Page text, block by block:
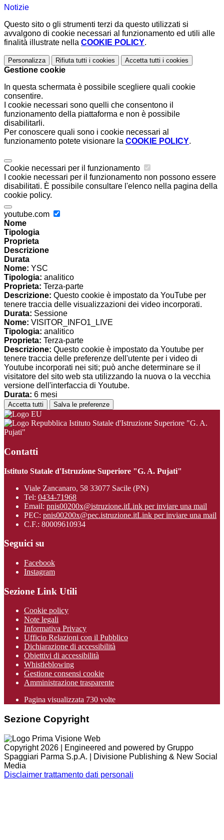
Notizie
Questo sito o gli strumenti terzi da questo utilizzati si
avvalgono di cookie necessari al funzionamento ed utili alle
finalità illustrate nella COOKIE POLICY.
Personalizza Rifiuta tutti i cookies Accetta tutti i cookies
Gestione cookie
In questa schermata è possibile scegliere quali cookie
consentire.
I cookie necessari sono quelli che consentono il
funzionamento della piattaforma e non è possibile
disabilitarli.
Per conoscere quali sono i cookie necessari al
funzionamento potete visionare la COOKIE POLICY.
Cookie necessari per il funzionamento
I cookie necessari per il funzionamento non possono essere
disabilitati. È possibile consultare l'elenco nella pagina della
cookie policy.
youtube.com
Nome
Tipologia
Proprieta
Descrizione
Durata
Nome: YSC
Tipologia: analitico
Proprieta: Terza-parte
Descrizione: Questo cookie è impostato da YouTube per
tenere traccia delle visualizzazioni dei video incorporati.
Durata: Sessione
Nome: VISITOR_INFO1_LIVE
Tipologia: analitico
Proprieta: Terza-parte
Descrizione: Questo cookie è impostato da Youtube per
tenere traccia delle preferenze dell'utente per i video di
Youtube incorporati nei siti; può anche determinare se il
visitatore del sito web sta utilizzando la nuova o la vecchia
versione dell'interfaccia di Youtube.
Durata: 6 mesi
Accetta tutti Salva le preferenze
Istituto Statale d'Istruzione Superiore "G. A.
Pujati"
Contatti
Istituto Statale d'Istruzione Superiore "G. A. Pujati"
Viale Zancanaro, 58 33077 Sacile (PN)
Tel: 0434-71968
Email: pnis00200x@istruzione.itLink per inviare una mail
PEC: pnis00200x@pec.istruzione.itLink per inviare una mail
C.F.: 80009610934
Seguici su
Facebook
Instagram
Sezione Link Utili
Cookie policy
Note legali
Informativa Privacy
Ufficio Relazioni con il Pubblico
Dichiarazione di accessibilità
Obiettivi di accessibilità
Whistleblowing
Gestione consensi cookie
Amministrazione trasparente
Pagina visualizzata 730 volte
Sezione Copyright
Copyright 2026 | Engineered and powered by Gruppo
Spaggiari Parma S.p.A. | Divisione Publishing & New Social
Media
Disclaimer trattamento dati personali